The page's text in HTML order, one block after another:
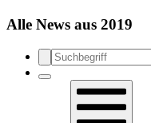
Alle News aus 2019